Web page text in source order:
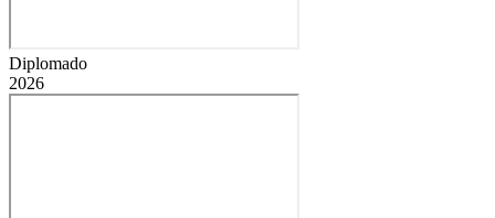
Diplomado
2026